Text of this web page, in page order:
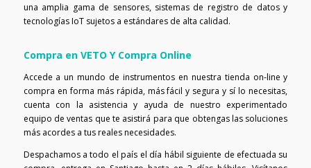
una amplia gama de sensores, sistemas de registro de datos y
tecnologías IoT sujetos a estándares de alta calidad.
Compra en VETO Y Compra Online
Accede a un mundo de instrumentos en nuestra tienda on-line y
compra en forma más rápida, más fácil y segura y sí lo necesitas,
cuenta con la asistencia y ayuda de nuestro experimentado
equipo de ventas que te asistirá para que obtengas las soluciones
más acordes a tus reales necesidades.
Despachamos a todo el país el día hábil siguiente de efectuada su